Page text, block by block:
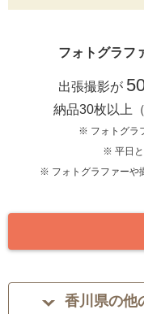
フォトグラフ
出張撮影が
納品30枚以上
※ フォトグラ
※ 平日と
※ フォトグラファーや
香川県の他